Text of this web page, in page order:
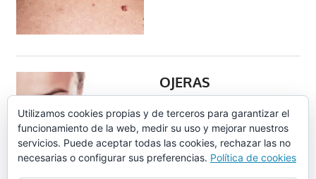
OJERAS
Utilizamos cookies propias y de terceros para garantizar el
funcionamiento de la web, medir su uso y mejorar nuestros
servicios. Puede aceptar todas las cookies, rechazar las no
necesarias o configurar sus preferencias. Política de cookies